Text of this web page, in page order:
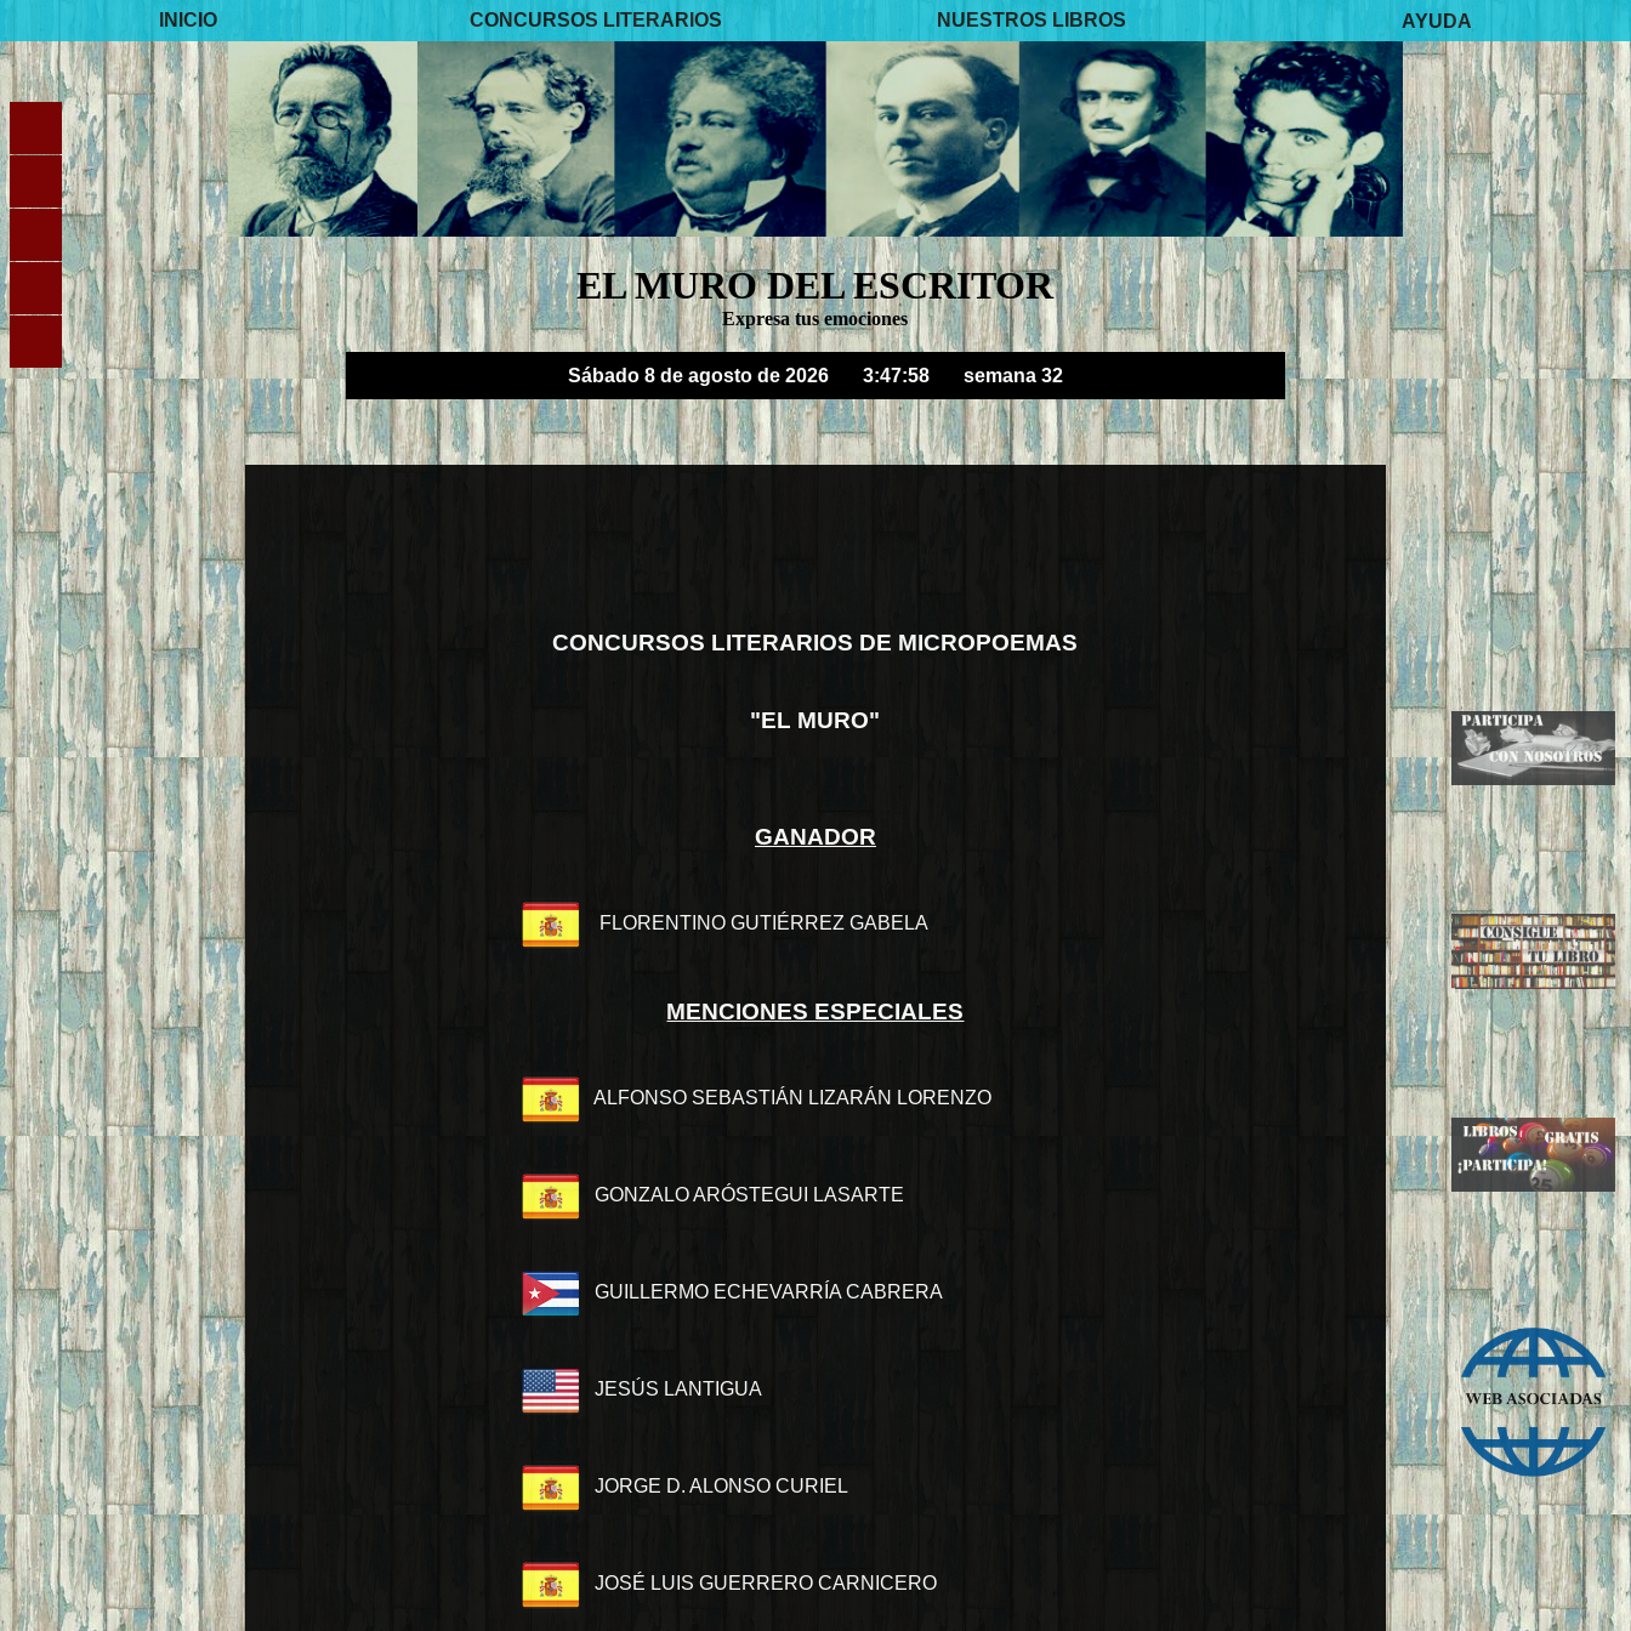
INICIO CONCURSOS LITERARIOS NUESTROS LIBROS AYUDA
EL MURO DEL ESCRITOR
Expresa tus emociones
Sábado 8 de agosto de 2026 3:47:59semana 32
CONCURSOS LITERARIOS DE MICROPOEMAS
"EL MURO"
GANADOR
FLORENTINO GUTIÉRREZ GABELA
MENCIONES ESPECIALES
ALFONSO SEBASTIÁN LIZARÁN LORENZO
GONZALO ARÓSTEGUI LASARTE
GUILLERMO ECHEVARRÍA CABRERA
JESÚS LANTIGUA
JORGE D. ALONSO CURIEL
JOSÉ LUIS GUERRERO CARNICERO